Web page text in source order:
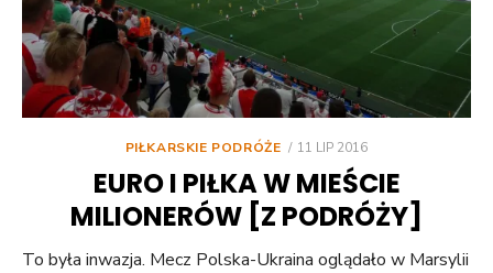
PIŁKARSKIE PODRÓŻE
POSTED
11 LIP 2016
EURO I PIŁKA W MIEŚCIE
MILIONERÓW [Z PODRÓŻY]
To była inwazja. Mecz Polska-Ukraina oglądało w Marsylii